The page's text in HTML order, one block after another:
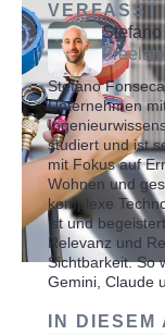
VERFASST
Stefano
Unternehmen
studiert und ist
mit Fokus auf
Wohnen und
komplexe
ist und
Relevanz und
Sichtbarkeit. So
Gemini, Claude
IN